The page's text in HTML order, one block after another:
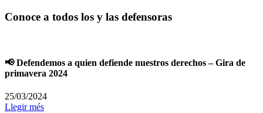
Conoce a todos los y las defensoras
📢 Defendemos a quien defiende nuestros derechos – Gira de
primavera 2024
25/03/2024
Llegir més